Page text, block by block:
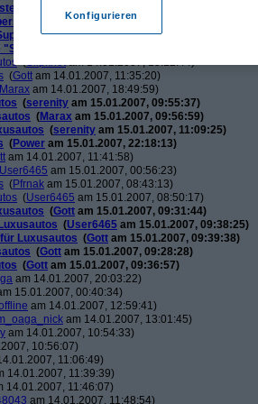
für Luxusautos
für Luxusautos(
für Luxusautos(wol
"Supersteuer" für Luxusautos
(Slipknotam 14.01.2007, 15:12:44)
(Gott am 14.01.2007, 11:35:20)
Marax am 14.01.2007, 18:49:59)
(serenity am 15.01.2007, 09:55:37)
(Marax am 15.01.2007, 09:56:59)
(serenity am 15.01.2007, 11:09:25)
(Power am 15.01.2007, 22:18:13)
am 14.01.2007, 11:41:58)
User6465 am 15.01.2007, 00:56:23)
(Pfrnak am 15.01.2007, 08:43:13)
(User6465 am 15.01.2007, 08:50:17)
(Gott am 15.01.2007, 09:31:44)
(User6465 am 15.01.2007, 09:38:25)
Luxusautos (Gott am 15.01.2007, 09:39:38)
(Gott am 15.01.2007, 09:28:28)
(Gott am 15.01.2007, 09:36:57)
am 14.01.2007, 20:03:22)
15.01.2007, 00:40:34)
am 14.01.2007, 12:59:41)
am 14.01.2007, 13:01:45)
am 14.01.2007, 10:54:33)
10:56:07)
11:06:49)
14.01.2007, 11:39:39)
14.01.2007, 11:46:07)
am 14.01.2007, 11:48:54)
Konfigurieren